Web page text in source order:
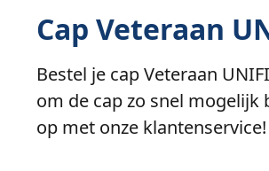
Cap Veteraan
Bestel je cap Veteraan
om de cap zo snel mogelijk
op met onze klantenservice!